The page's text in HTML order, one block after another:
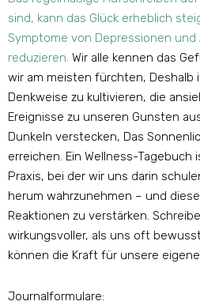
sind, kann das Glück erheblich
Symptome von Depressionen
reduzieren. Wir alle kennen das
wir am meisten fürchten, Deshalb
Denkweise zu kultivieren, die
Ereignisse zu unseren Gunsten
Dunkeln verstecken, Das
erreichen. Ein Wellness-Tagebuch
Praxis, bei der wir uns darin
herum wahrzunehmen – und
Reaktionen zu verstärken.
wirkungsvoller, als uns oft
können die Kraft für unsere
Journalformulare: